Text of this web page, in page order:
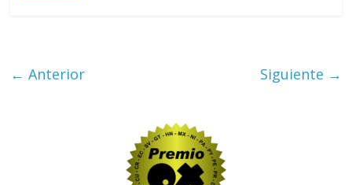
← Anterior Siguiente →